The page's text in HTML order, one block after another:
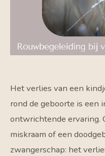
Het verlies van een
rond de geboorte is een
ontwrichtende ervaring.
miskraam of een
zwangerschap: het